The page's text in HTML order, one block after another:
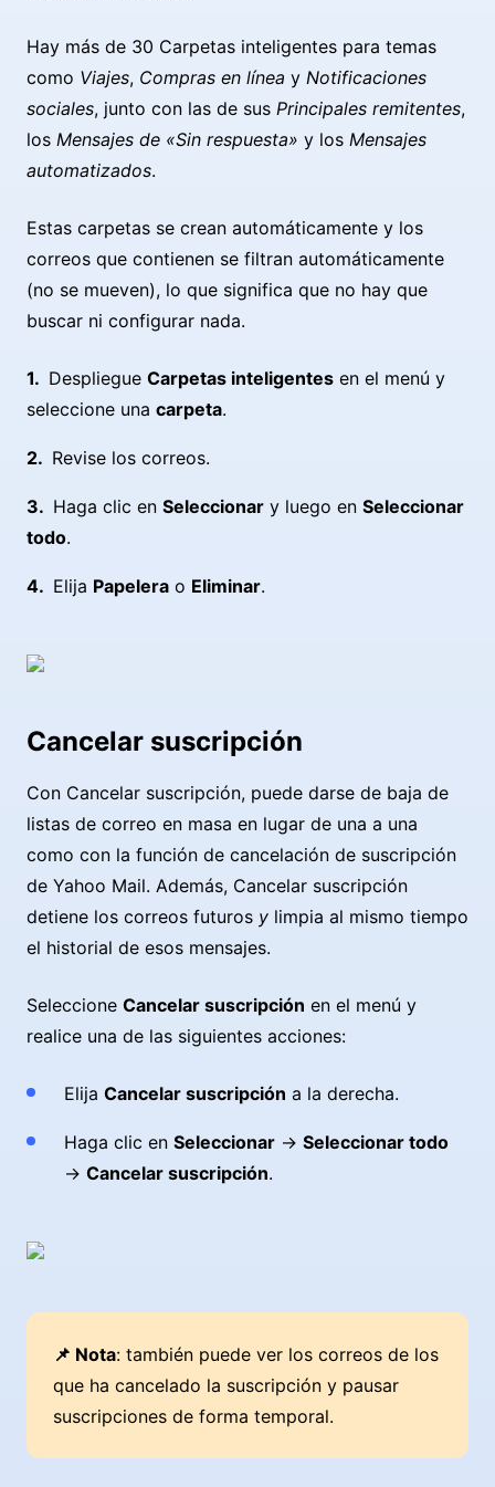
Hay más de 30 Carpetas inteligentes para temas
como Viajes, Compras en línea y Notificaciones
sociales, junto con las de sus Principales remitentes,
los Mensajes de «Sin respuesta» y los Mensajes
automatizados.
Estas carpetas se crean automáticamente y los
correos que contienen se filtran automáticamente
(no se mueven), lo que significa que no hay que
buscar ni configurar nada.
Despliegue Carpetas inteligentes en el menú y
seleccione una carpeta.
Revise los correos.
Haga clic en Seleccionar y luego en Seleccionar
todo.
Elija Papelera o Eliminar.
Cancelar suscripción
Con Cancelar suscripción, puede darse de baja de
listas de correo en masa en lugar de una a una
como con la función de cancelación de suscripción
de Yahoo Mail. Además, Cancelar suscripción
detiene los correos futuros y limpia al mismo tiempo
el historial de esos mensajes.
Seleccione Cancelar suscripción en el menú y
realice una de las siguientes acciones:
Elija Cancelar suscripción a la derecha.
Haga clic en Seleccionar → Seleccionar todo
→ Cancelar suscripción.
📌 Nota: también puede ver los correos de los
que ha cancelado la suscripción y pausar
suscripciones de forma temporal.